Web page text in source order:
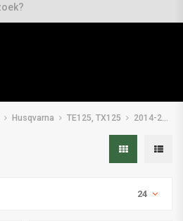
Husqvarna TE125, TX125 2014-2018
24